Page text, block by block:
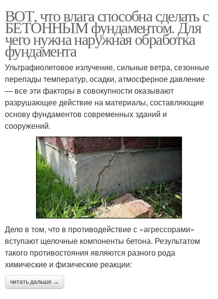
ВОТ, что влага способна сделать с
БЕТОННЫМ фундаментом. Для
чего нужна наружная обработка
фундамента
Ультрафиолетовое излучение, сильные ветра, сезонные
перепады температур, осадки, атмосферное давление
— все эти факторы в совокупности оказывают
разрушающее действие на материалы, составляющие
основу фундаментов современных зданий и
сооружений.
Дело в том, что в противодействие с «агрессорами»
вступают щелочные компоненты бетона. Результатом
такого противостояния являются разного рода
химические и физические реакции:
читать дальше →